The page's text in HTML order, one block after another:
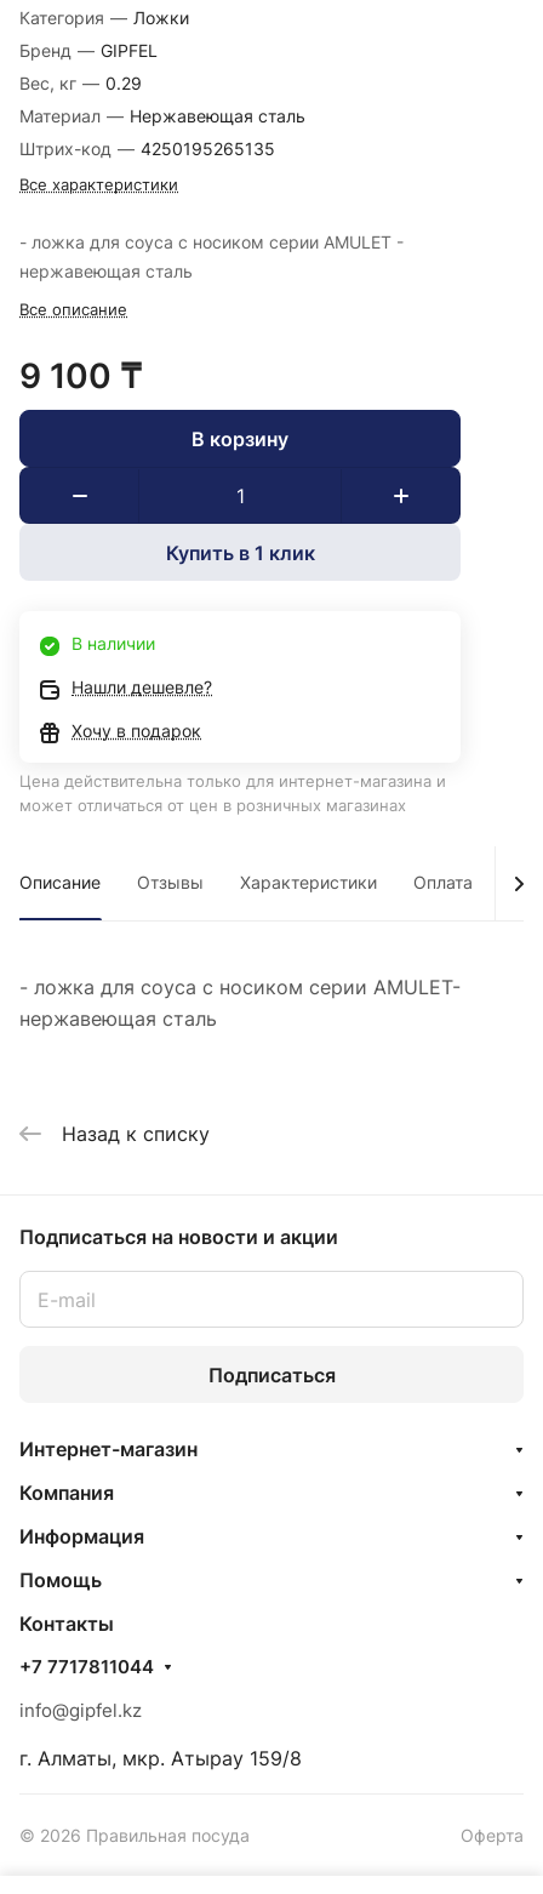
Категория — Ложки
Бренд — GIPFEL
Вес, кг — 0.29
Материал — Нержавеющая сталь
Штрих-код — 4250195265135
Все характеристики
- ложка для соуса с носиком серии AMULET -
нержавеющая сталь
Все описание
9 100 ₸
В корзину
Купить в 1 клик
В наличии
Нашли дешевле?
Хочу в подарок
Цена действительна только для интернет-магазина и
может отличаться от цен в розничных магазинах
Описание Отзывы Характеристики Оплата
- ложка для соуса с носиком серии AMULET-
нержавеющая сталь
Назад к списку
Подписаться на новости и акции
Подписаться
Интернет-магазин
Компания
Информация
Помощь
Контакты
+7 7717811044
info@gipfel.kz
г. Алматы, мкр. Атырау 159/8
© 2026 Правильная посуда Оферта